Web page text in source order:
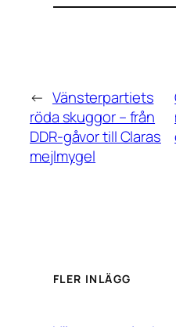
← Vänsterpartiets
röda skuggor – från
DDR-gåvor till Claras
mejlmygel
FLER INLÄGG